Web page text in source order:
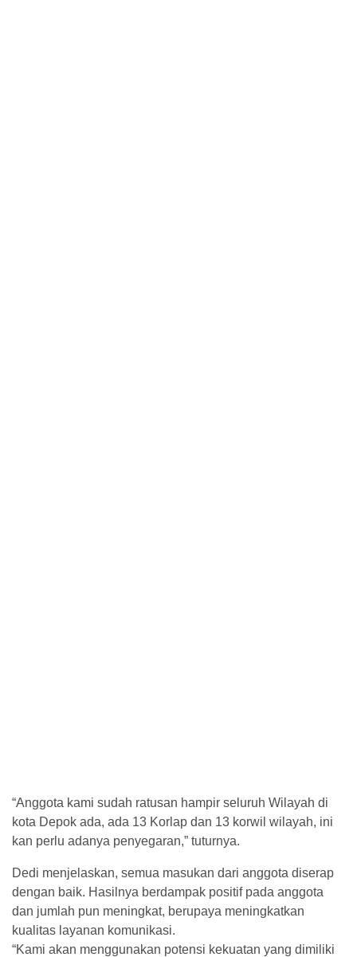
“Anggota kami sudah ratusan hampir seluruh Wilayah di
kota Depok ada, ada 13 Korlap dan 13 korwil wilayah, ini
kan perlu adanya penyegaran,” tuturnya.
Dedi menjelaskan, semua masukan dari anggota diserap
dengan baik. Hasilnya berdampak positif pada anggota
dan jumlah pun meningkat, berupaya meningkatkan
kualitas layanan komunikasi.
“Kami akan menggunakan potensi kekuatan yang dimiliki